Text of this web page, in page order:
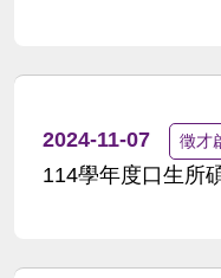
2024-11-07 徵才
114學年度口生所